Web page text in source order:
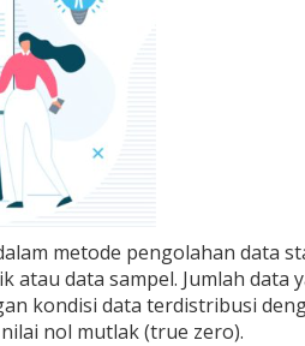
metode pengolahan data
atau data sampel. Jumlah
kondisi data terdistribusi
nol mutlak (true zero).